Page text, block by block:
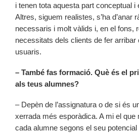
i tenen tota aquesta part conceptual i
Altres, siguem realistes, s’ha d’anar
necessaris i molt vàlids i, en el fons,
necessitats dels clients de fer arribar
usuaris.
– També fas formació. Què és el
als teus alumnes?
– Depèn de l’assignatura o de si és
xerrada més esporàdica. A mi el que
cada alumne segons el seu